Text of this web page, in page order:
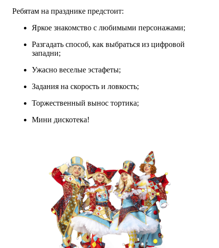
Ребятам на празднике предстоит:
Яркое знакомство с любимыми персонажами;
Разгадать способ, как выбраться из цифровой
западни;
Ужасно веселые эстафеты;
Задания на скорость и ловкость;
Торжественный вынос тортика;
Мини дискотека!